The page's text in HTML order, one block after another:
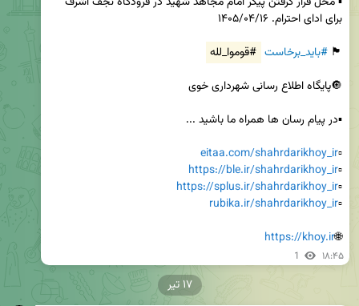
🏴 #باید_برخاست #قوموا_لله
▫️
eitaa.com/shahrdarikhoy_ir
▫️
https://ble.ir/shahrdarikhoy_ir
▫️
https://splus.ir/shahrdarikhoy_ir
▫️
rubika.ir/shahrdarikhoy_ir
🌐
https://khoy.ir
1 ۱۸:۴۵
۱۷ تیر